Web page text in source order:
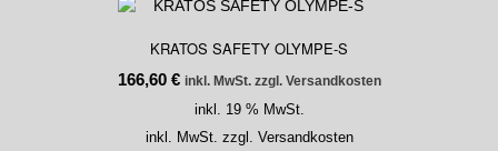
KRATOS SAFETY OLYMPE-S
166,60 € inkl. MwSt. zzgl. Versandkosten
inkl. 19 % MwSt.
inkl. MwSt. zzgl. Versandkosten